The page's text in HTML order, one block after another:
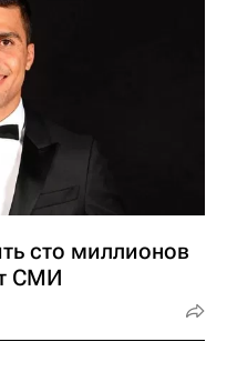
сто миллионов
СМИ